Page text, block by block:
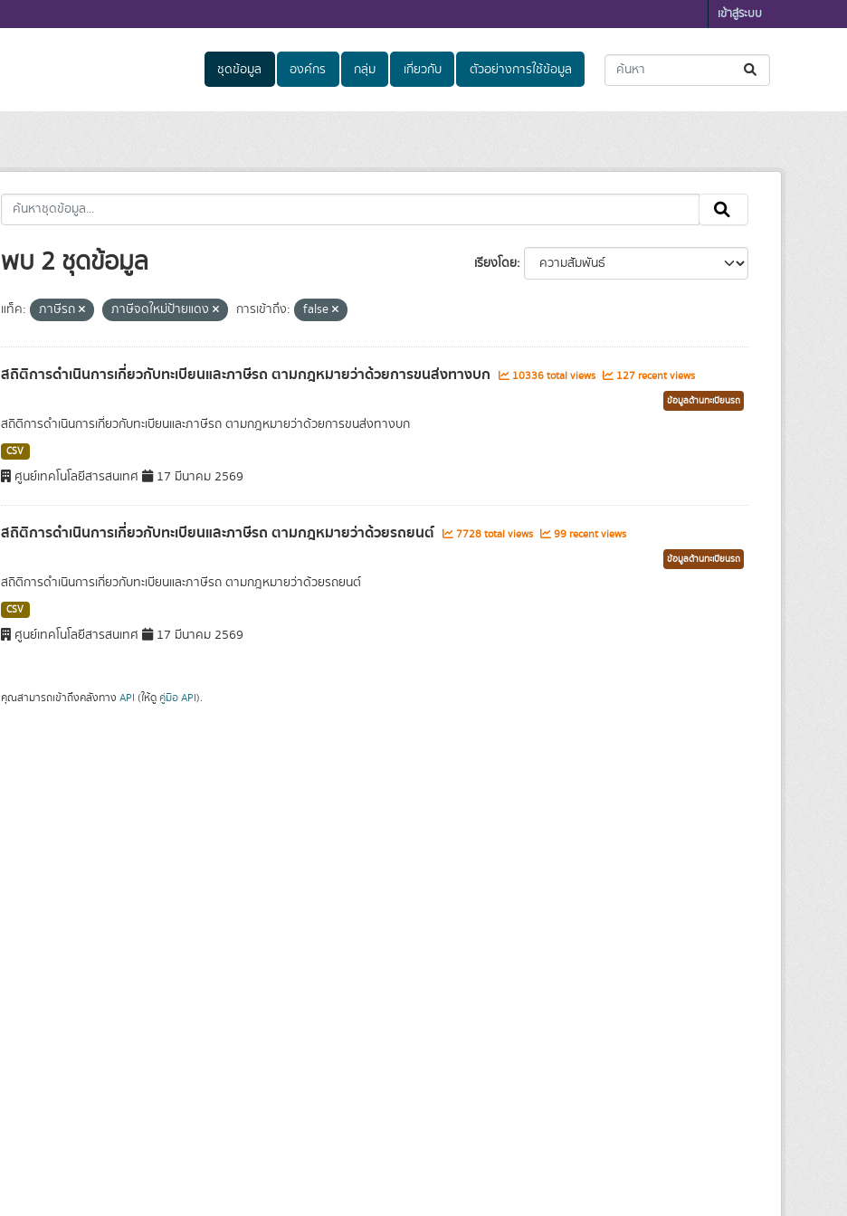
เข้าสู่ระบบ
ชุดข้อมูล องค์กร กลุ่ม เกี่ยวกับ ตัวอย่างการใช้ข้อมูล
เรียงโดย
พบ 2 ชุดข้อมูล
แท็ค: ภาษีรถ ภาษีจดใหม่ป้ายแดง การเข้าถึง: false
สถิติการดำเนินการเกี่ยวกับทะเบียนและภาษีรถ ตามกฎหมายว่าด้วยการขนส่งทางบก 10336 total views 127 recent views
ข้อมูลด้านทะเบียนรถ
สถิติการดำเนินการเกี่ยวกับทะเบียนและภาษีรถ ตามกฎหมายว่าด้วยการขนส่งทางบก
CSV
ศูนย์เทคโนโลยีสารสนเทศ 17 มีนาคม 2569
สถิติการดำเนินการเกี่ยวกับทะเบียนและภาษีรถ ตามกฎหมายว่าด้วยรถยนต์ 7728 total views 99 recent views
ข้อมูลด้านทะเบียนรถ
สถิติการดำเนินการเกี่ยวกับทะเบียนและภาษีรถ ตามกฎหมายว่าด้วยรถยนต์
CSV
ศูนย์เทคโนโลยีสารสนเทศ 17 มีนาคม 2569
คุณสามารถเข้าถึงคลังทาง API (ให้ดู คู่มือ API).